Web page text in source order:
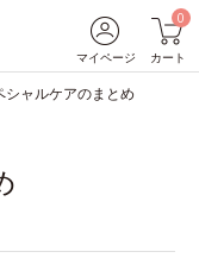
マイページ
0
カート
シャルケアのまとめ